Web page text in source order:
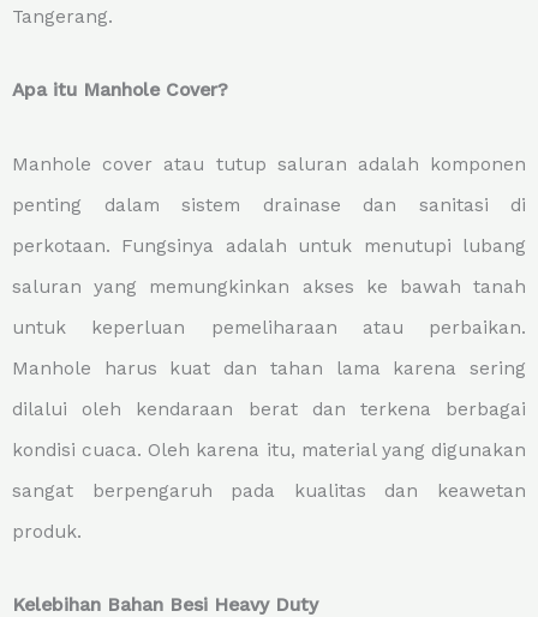
Tangerang.
Apa itu Manhole Cover?
Manhole cover atau tutup saluran adalah komponen
penting dalam sistem drainase dan sanitasi di
perkotaan. Fungsinya adalah untuk menutupi lubang
saluran yang memungkinkan akses ke bawah tanah
untuk keperluan pemeliharaan atau perbaikan.
Manhole harus kuat dan tahan lama karena sering
dilalui oleh kendaraan berat dan terkena berbagai
kondisi cuaca. Oleh karena itu, material yang digunakan
sangat berpengaruh pada kualitas dan keawetan
produk.
Kelebihan Bahan Besi Heavy Duty